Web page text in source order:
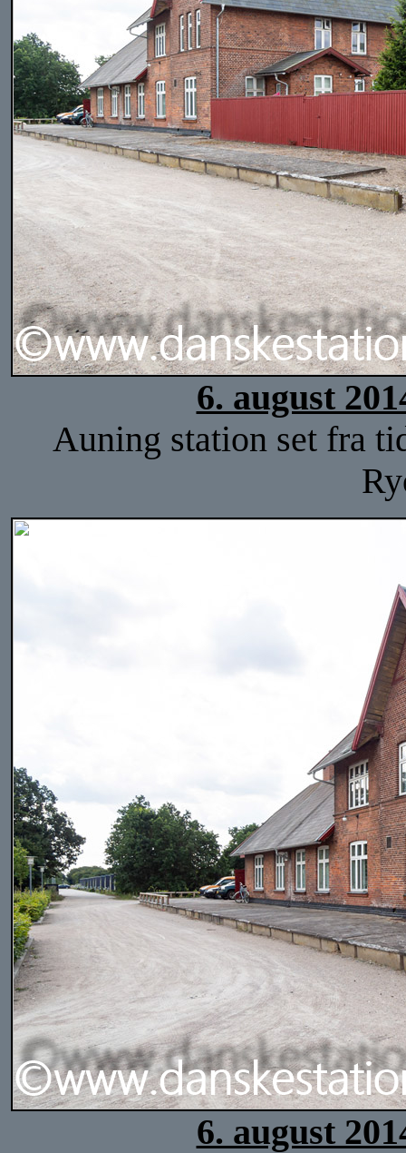
6. august
Auning station set fra
6. august